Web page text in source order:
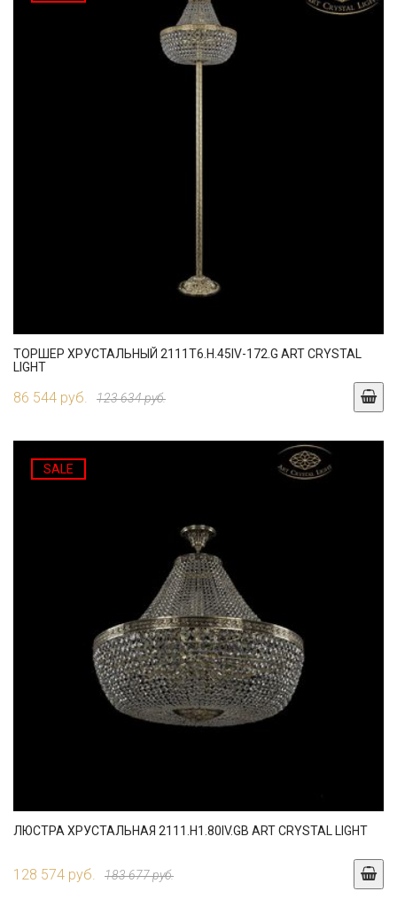
ТОРШЕР ХРУСТАЛЬНЫЙ 2111T6.H.45IV-172.G ART CRYSTAL
LIGHT
86 544 руб. 123 634 руб.
SALE
ЛЮСТРА ХРУСТАЛЬНАЯ 2111.H1.80IV.GB ART CRYSTAL LIGHT
128 574 руб. 183 677 руб.